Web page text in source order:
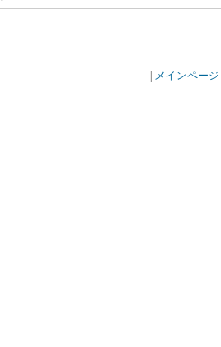
メインページ